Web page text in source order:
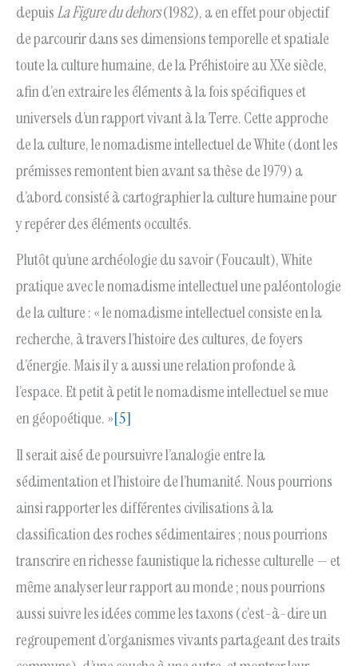
depuisLa Figure du dehors(1982), a en effet pour objectif
de parcourir dans ses dimensions temporelle et spatiale
toute la culture humaine, de la Préhistoire au XXe siècle,
afin d’en extraire les éléments à la fois spécifiques et
universels d’un rapport vivant à la Terre. Cette approche
de la culture, le nomadisme intellectuel de White (dont les
prémisses remontent bien avant sa thèse de 1979) a
d’abord consisté à cartographier la culture humaine pour
y repérer des éléments occultés.
Plutôt qu’une archéologie du savoir (Foucault), White
pratique avec le nomadisme intellectuel une paléontologie
de la culture : « le nomadisme intellectuel consiste en la
recherche, à travers l’histoire des cultures, de foyers
d’énergie. Mais il y a aussi une relation profonde à
l’espace. Et petit à petit le nomadisme intellectuel se mue
en géopoétique. »[5]
Il serait aisé de poursuivre l’analogie entre la
sédimentation et l’histoire de l’humanité. Nous pourrions
ainsi rapporter les différentes civilisations à la
classification des roches sédimentaires ; nous pourrions
transcrire en richesse faunistique la richesse culturelle — et
même analyser leur rapport au monde ; nous pourrions
aussi suivre les idées comme les taxons (c’est-à-dire un
regroupement d’organismes vivants partageant des traits